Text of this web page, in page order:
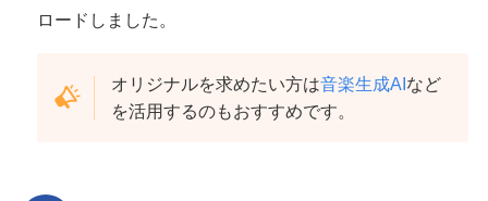
ロードしました。
オリジナルを求めたい方は音楽生成AI など
を活用するのもおすすめです。